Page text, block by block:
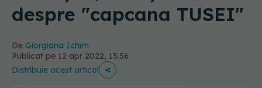
despre "capcana TUSEI"
De Giorgiana Ichim
Publicat pe 12 apr 2022, 15:56
Distribuie acest articol